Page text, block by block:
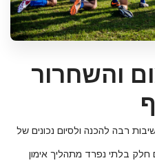
והשחרור
רבה להכנה ולסיום נכונים של
חלק בלתי נפרד מתהליך אימון